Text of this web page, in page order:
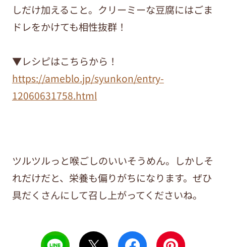
しだけ加えること。クリーミーな豆腐にはごま
ドレをかけても相性抜群！
▼レシピはこちらから！
https://ameblo.jp/syunkon/entry-
12060631758.html
ツルツルっと喉ごしのいいそうめん。しかしそ
れだけだと、栄養も偏りがちになります。ぜひ
具だくさんにして召し上がってくださいね。